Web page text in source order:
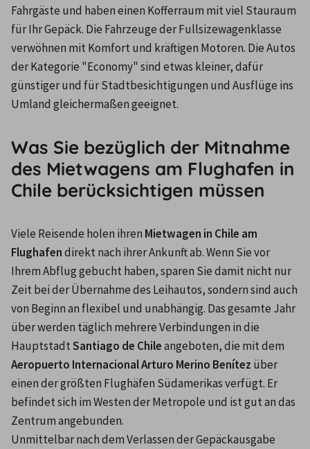
Fahrgäste und haben einen Kofferraum mit viel Stauraum
für Ihr Gepäck. Die Fahrzeuge der Fullsizewagenklasse
verwöhnen mit Komfort und kräftigen Motoren. Die Autos
der Kategorie "Economy" sind etwas kleiner, dafür
günstiger und für Stadtbesichtigungen und Ausflüge ins
Umland gleichermaßen geeignet.
Was Sie bezüglich der Mitnahme
des Mietwagens am Flughafen in
Chile berücksichtigen müssen
Viele Reisende holen ihren Mietwagen in Chile am
Flughafen direkt nach ihrer Ankunft ab. Wenn Sie vor
Ihrem Abflug gebucht haben, sparen Sie damit nicht nur
Zeit bei der Übernahme des Leihautos, sondern sind auch
von Beginn an flexibel und unabhängig. Das gesamte Jahr
über werden täglich mehrere Verbindungen in die
Hauptstadt Santiago de Chile
Aeropuerto Internacional Arturo Merino Benítez über
einen der größten Flughäfen Südamerikas verfügt. Er
befindet sich im Westen der Metropole und ist gut an das
Zentrum angebunden.
Unmittelbar nach dem Verlassen der Gepäckausgabe